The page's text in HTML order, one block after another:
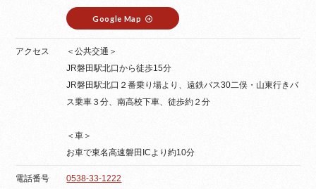
Google Map
アクセス
＜公共交通＞
JR磐田駅北口から徒歩15分
JR磐田駅北口２番乗り場より、遠鉄バス30二俣・山東行きバ
ス乗車３分、南高校下車、徒歩約２分
＜車＞
お車で東名高速磐田ICより約10分
電話番号 0538-33-1222